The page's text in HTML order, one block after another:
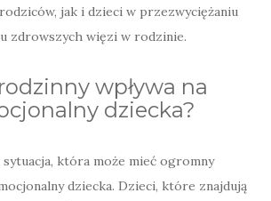
jak i dzieci w przezwyciężaniu
zdrowszych więzi w rodzinie.
wpływa na
dziecka?
która może mieć ogromny
dziecka. Dzieci, które znajdują